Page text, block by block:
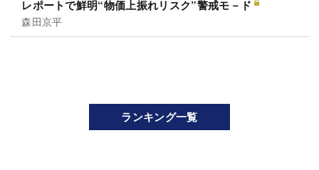
レポートで鮮明“物価上振れリスク”警戒モ－ド
森田京平
ランキング一覧